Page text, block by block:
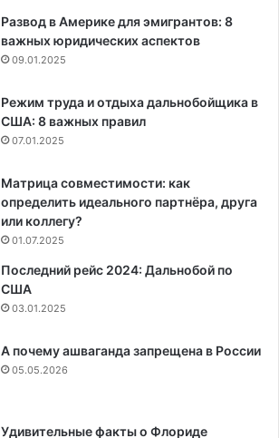
Развод в Америке для эмигрантов: 8
важных юридических аспектов
09.01.2025
Режим труда и отдыха дальнобойщика в
США: 8 важных правил
07.01.2025
Матрица совместимости: как
определить идеального партнёра, друга
или коллегу?
01.07.2025
Последний рейс 2024: Дальнобой по
США
03.01.2025
А почему ашваганда запрещена в России
05.05.2026
Удивительные факты о Флориде